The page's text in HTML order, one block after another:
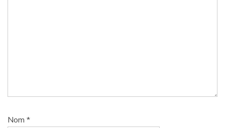
Nom *